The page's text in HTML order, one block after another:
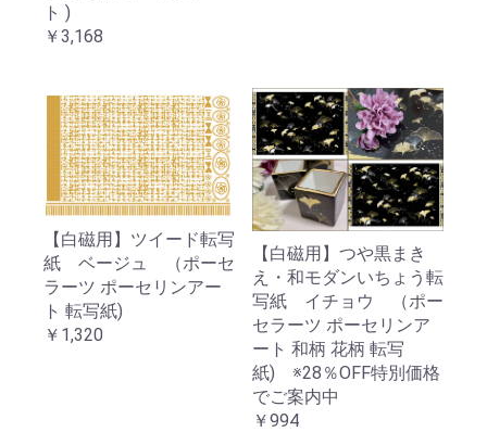
ト )
￥3,168
【白磁用】ツイード転写
紙 ベージュ （ポーセ
ラーツ ポーセリンアー
ト 転写紙)
￥1,320
【白磁用】つや黒まき
え・和モダンいちょう転
写紙 イチョウ （ポー
セラーツ ポーセリンア
ート 和柄 花柄 転写
紙) ※28％OFF特別価格
でご案内中
￥994